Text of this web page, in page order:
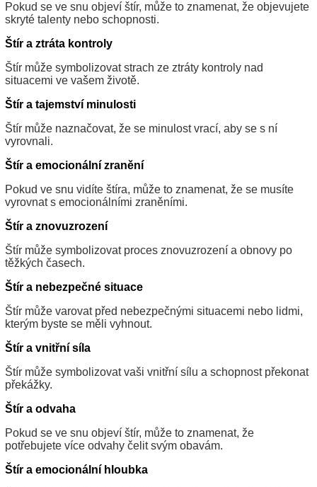
Pokud se ve snu objeví štír, může to znamenat, že objevujete
skryté talenty nebo schopnosti.
Štír a ztráta kontroly
Štír může symbolizovat strach ze ztráty kontroly nad
situacemi ve vašem životě.
Štír a tajemství minulosti
Štír může naznačovat, že se minulost vrací, aby se s ní
vyrovnali.
Štír a emocionální zranění
Pokud ve snu vidíte štíra, může to znamenat, že se musíte
vyrovnat s emocionálními zraněními.
Štír a znovuzrození
Štír může symbolizovat proces znovuzrození a obnovy po
těžkých časech.
Štír a nebezpečné situace
Štír může varovat před nebezpečnými situacemi nebo lidmi,
kterým byste se měli vyhnout.
Štír a vnitřní síla
Štír může symbolizovat vaši vnitřní sílu a schopnost překonat
překážky.
Štír a odvaha
Pokud se ve snu objeví štír, může to znamenat, že
potřebujete více odvahy čelit svým obavám.
Štír a emocionální hloubka